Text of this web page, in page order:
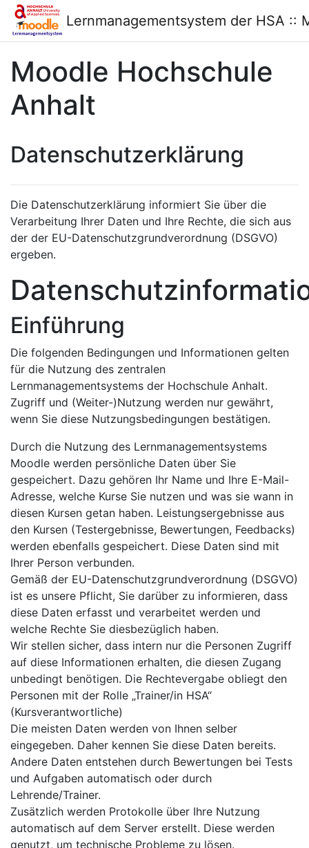
Zum Hauptinhalt
Lernmanagementsystem der HSA ::
Moodle Hochschule
Anhalt
Datenschutzerklärung
Die Datenschutzerklärung informiert Sie über die
Verarbeitung Ihrer Daten und Ihre Rechte, die sich aus
der der EU-Datenschutzgrundverordnung (DSGVO)
ergeben.
Einführung
Die folgenden Bedingungen und Informationen gelten
für die Nutzung des zentralen
Lernmanagementsystems der Hochschule Anhalt.
Zugriff und (Weiter-)Nutzung werden nur gewährt,
wenn Sie diese Nutzungsbedingungen bestätigen.
Durch die Nutzung des Lernmanagementsystems
Moodle werden persönliche Daten über Sie
gespeichert. Dazu gehören Ihr Name und Ihre E-Mail-
Adresse, welche Kurse Sie nutzen und was sie wann in
diesen Kursen getan haben. Leistungsergebnisse aus
den Kursen (Testergebnisse, Bewertungen, Feedbacks)
werden ebenfalls gespeichert. Diese Daten sind mit
Ihrer Person verbunden.
Gemäß der EU-Datenschutzgrundverordnung (DSGVO)
ist es unsere Pflicht, Sie darüber zu informieren, dass
diese Daten erfasst und verarbeitet werden und
welche Rechte Sie diesbezüglich haben.
Wir stellen sicher, dass intern nur die Personen Zugriff
auf diese Informationen erhalten, die diesen Zugang
unbedingt benötigen. Die Rechtevergabe obliegt den
Personen mit der Rolle „Trainer/in HSA“
(Kursverantwortliche)
Die meisten Daten werden von Ihnen selber
eingegeben. Daher kennen Sie diese Daten bereits.
Andere Daten entstehen durch Bewertungen bei Tests
und Aufgaben automatisch oder durch
Lehrende/Trainer.
Zusätzlich werden Protokolle über Ihre Nutzung
automatisch auf dem Server erstellt. Diese werden
genutzt, um technische Probleme zu lösen.